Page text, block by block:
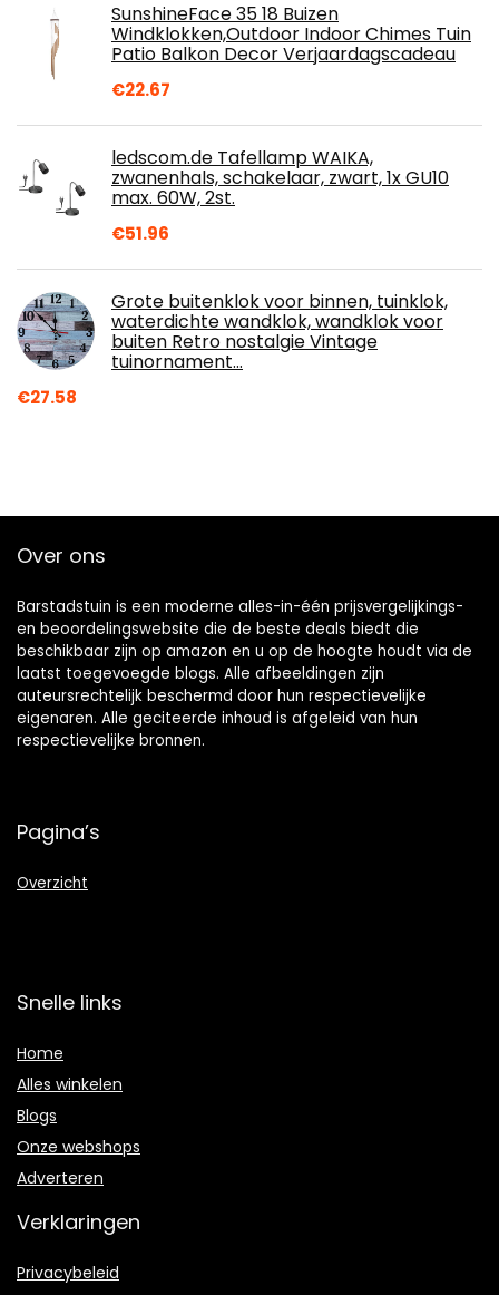
SunshineFace 35 18 Buizen
Windklokken,Outdoor Indoor Chimes Tuin
Patio Balkon Decor Verjaardagscadeau
€22.67
ledscom.de Tafellamp WAIKA,
zwanenhals, schakelaar, zwart, 1x GU10
max. 60W, 2st.
€51.96
Grote buitenklok voor binnen, tuinklok,
waterdichte wandklok, wandklok voor
buiten Retro nostalgie Vintage
tuinornament…
€27.58
Over ons
Barstadstuin is een moderne alles-in-één prijsvergelijkings-
en beoordelingswebsite die de beste deals biedt die
beschikbaar zijn op amazon en u op de hoogte houdt via de
laatst toegevoegde blogs. Alle afbeeldingen zijn
auteursrechtelijk beschermd door hun respectievelijke
eigenaren. Alle geciteerde inhoud is afgeleid van hun
respectievelijke bronnen.
Pagina’s
Overzicht
Snelle links
Home
Alles winkelen
Blogs
Onze webshops
Adverteren
Verklaringen
Privacybeleid